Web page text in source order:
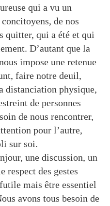
qui a vu un
de nos
quitter, qui a été et qui
D’autant que la
impose une retenue
faire notre deuil,
distanciation physique,
de personnes
de nous rencontrer,
pour l’autre,
sur soi.
une discussion, un
respect des gestes
mais être essentiel
avons tous besoin de